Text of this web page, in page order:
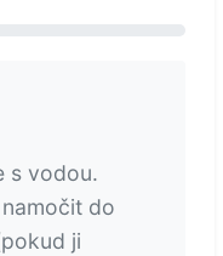
s vodou.
do
ji